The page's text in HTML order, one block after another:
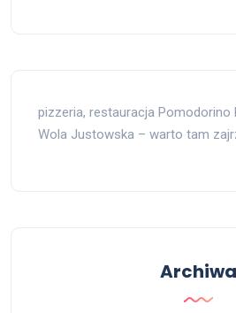
pizzeria, restauracja Pomodorino
Wola Justowska – warto tam
Archiwa